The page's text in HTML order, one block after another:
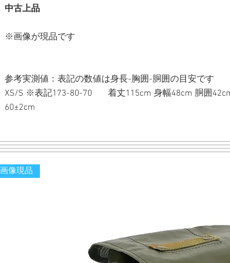
中古上品
※画像が現品です
参考実測値：表記の数値は身長-胸囲-胴囲の目安です
XS/S ※表記173-80-70 着丈115cm 身幅48cm 胴囲
60±2cm
画像現品